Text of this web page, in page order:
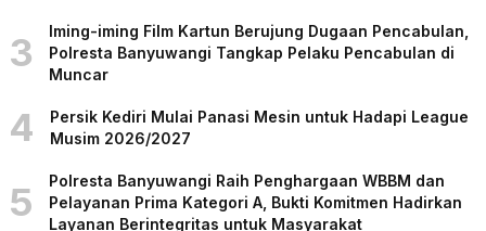
3
Iming-iming Film Kartun Berujung Dugaan Pencabulan,
Polresta Banyuwangi Tangkap Pelaku Pencabulan di
Muncar
4
Persik Kediri Mulai Panasi Mesin untuk Hadapi League
Musim 2026/2027
5
Polresta Banyuwangi Raih Penghargaan WBBM dan
Pelayanan Prima Kategori A, Bukti Komitmen Hadirkan
Layanan Berintegritas untuk Masyarakat